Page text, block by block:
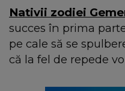
Nativii zodiei
succes în prima
pe cale să se
că la fel de repede